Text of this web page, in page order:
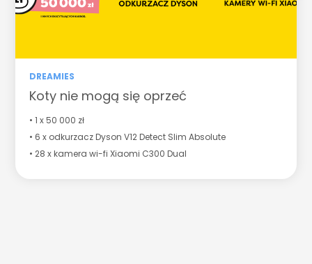
DREAMIES
Koty nie mogą się oprzeć
• 1 x 50 000 zł
• 6 x odkurzacz Dyson V12 Detect Slim Absolute
• 28 x kamera wi-fi Xiaomi C300 Dual